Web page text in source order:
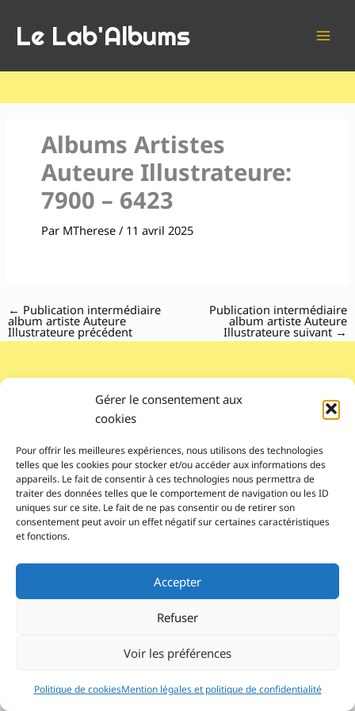
Gérer le consentement aux
cookies
Pour offrir les meilleures expériences, nous utilisons des technologies
telles que les cookies pour stocker et/ou accéder aux informations des
appareils. Le fait de consentir à ces technologies nous permettra de
traiter des données telles que le comportement de navigation ou les ID
uniques sur ce site. Le fait de ne pas consentir ou de retirer son
consentement peut avoir un effet négatif sur certaines caractéristiques
et fonctions.
Accepter
Refuser
Voir les préférences
Politique de cookiesMention légales et politique de confidentialité
contenu
Le Lab'Albums
Albums Artistes
Auteure Illustrateure:
7900 – 6423
Par MTherese / 11 avril 2025
← Publication intermédiaire
album artiste Auteure
Illustrateure précédent
Publication intermédiaire
album artiste Auteure
Illustrateure suivant →
© 2026 Le Lab'Albums
Inscription Newsletter